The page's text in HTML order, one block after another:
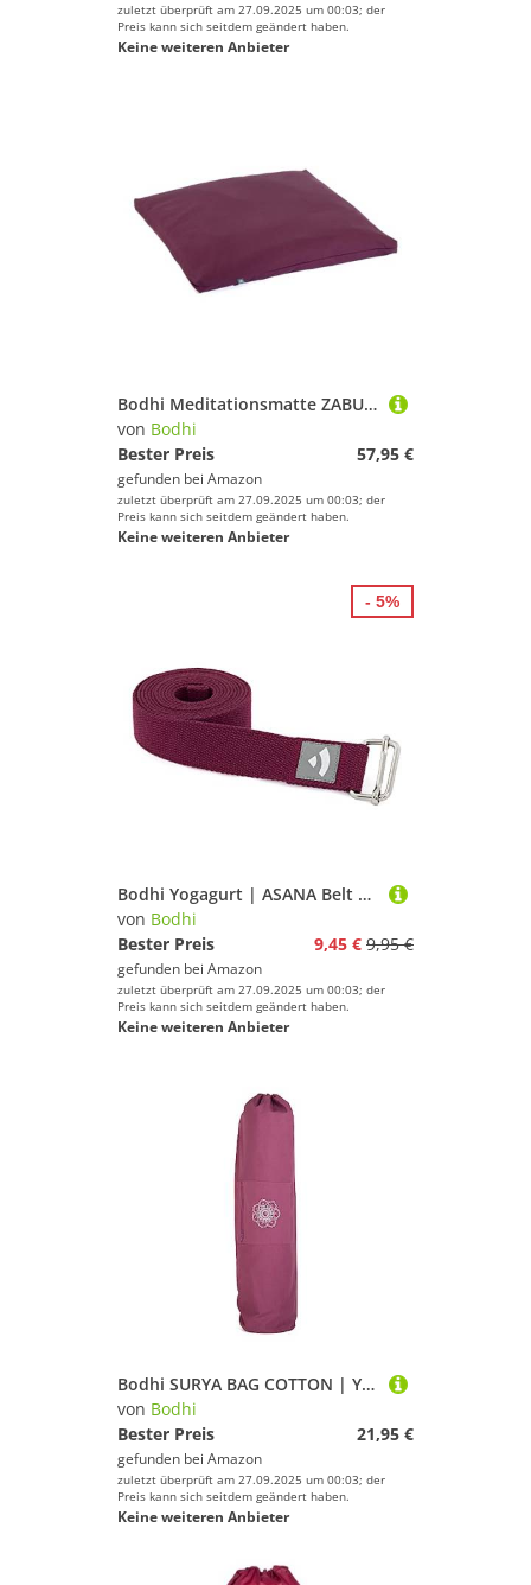
zuletzt überprüft am 27.09.2025 um 00:03; der
Preis kann sich seitdem geändert haben.
Keine weiteren Anbieter
Bodhi Meditationsmatte ZABUTON | ECO Serie | Klassische Yoga Matte mit abnehmbarem Bezug aus 100% Bio-Baumwolle | Meditationsunterlage mit Reißverschluss | 80 x 80 x 5 cm | aubergine
von Bodhi
Bester Preis
57,95 €
gefunden bei Amazon
zuletzt überprüft am 27.09.2025 um 00:03; der
Preis kann sich seitdem geändert haben.
Keine weiteren Anbieter
Bodhi Yogagurt | ASANA Belt aus 100% Baumwolle | Praktisches Yoga-Zubehör zur Dehnung | Yoga-Gurt mit Schiebeschnalle aus Metall | Anfänger & Fortgeschrittene | 250 x 3,8 cm (aubergine)
von Bodhi
Bester Preis
9,45 € 9,95 €
gefunden bei Amazon
zuletzt überprüft am 27.09.2025 um 00:03; der
Preis kann sich seitdem geändert haben.
Keine weiteren Anbieter
- 5%
Bodhi SURYA BAG COTTON | Yogatasche groß für Schurwollmatten & Yogamatten | Tasche aus 100% Baumwolle im XL-Format | Sporttasche mit Mandala Design | aubergine
von Bodhi
Bester Preis
21,95 €
gefunden bei Amazon
zuletzt überprüft am 27.09.2025 um 00:03; der
Preis kann sich seitdem geändert haben.
Keine weiteren Anbieter